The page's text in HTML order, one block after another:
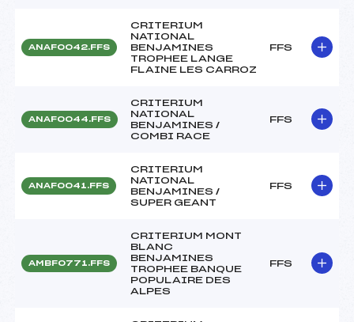
ANAF0042.FFS
CRITERIUM
NATIONAL
BENJAMINES
TROPHEE LANGE
FLAINE LES CARROZ
FFS
ANAF0044.FFS
CRITERIUM
NATIONAL
BENJAMINES /
COMBI RACE
FFS
ANAF0041.FFS
CRITERIUM
NATIONAL
BENJAMINES /
SUPER GEANT
FFS
AMBF0771.FFS
CRITERIUM MONT
BLANC
BENJAMINES
TROPHEE BANQUE
POPULAIRE DES
ALPES
FFS